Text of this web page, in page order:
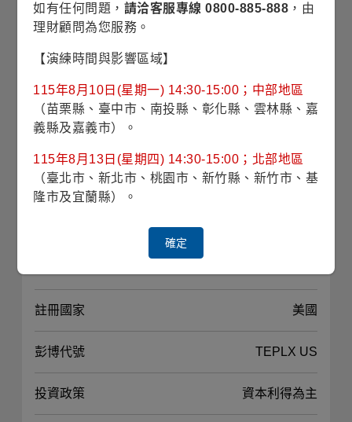
波動風險 12.88% (理柏三年期原幣別)
對應指數 MSCI All Country World Index-NR
最高手續費 3.00%
投資標的 普通股
註冊國家 美國
彭博代號 TEPLX US
投資政策 資本利得為主
如有任何問題， 請洽客服專線 0800-885-888 ，由
理財顧問為您服務。
【演練時間與影響區域】
115年8月10日(星期一) 14:30-15:00；中部地區
（苗栗縣、臺中市、南投縣、彰化縣、雲林縣、嘉
義縣及嘉義市）。
115年8月13日(星期四) 14:30-15:00；北部地區
（臺北市、新北市、桃園市、新竹縣、新竹市、基
隆市及宜蘭縣）。
確定